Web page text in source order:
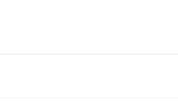
Mindfulness y Activación
y regulación